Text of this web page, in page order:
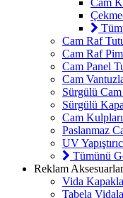
Cam
Cam Raf
Cam Raf
Cam Panel
Cam
Sürgülü
Sürgülü
Cam Kulpları
Paslanmaz
UV
Tümünü
Reklam
Vida
Tabela